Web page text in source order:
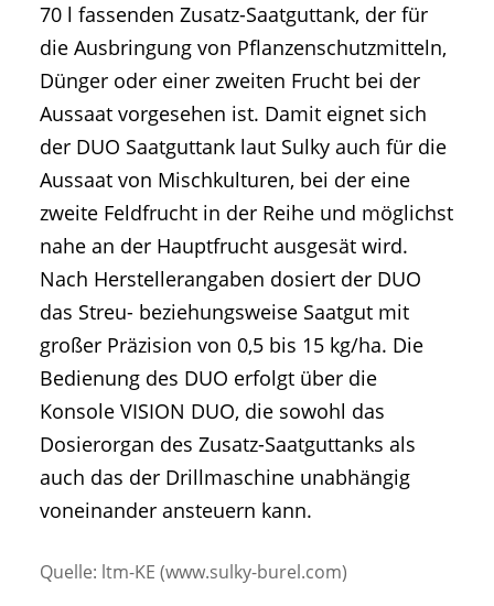
70 l fassenden Zusatz-Saatguttank, der für
die Ausbringung von Pflanzenschutzmitteln,
Dünger oder einer zweiten Frucht bei der
Aussaat vorgesehen ist. Damit eignet sich
der DUO Saatguttank laut Sulky auch für die
Aussaat von Mischkulturen, bei der eine
zweite Feldfrucht in der Reihe und möglichst
nahe an der Hauptfrucht ausgesät wird.
Nach Herstellerangaben dosiert der DUO
das Streu- beziehungsweise Saatgut mit
großer Präzision von 0,5 bis 15 kg/ha. Die
Bedienung des DUO erfolgt über die
Konsole VISION DUO, die sowohl das
Dosierorgan des Zusatz-Saatguttanks als
auch das der Drillmaschine unabhängig
voneinander ansteuern kann.
Quelle: ltm-KE (www.sulky-burel.com)